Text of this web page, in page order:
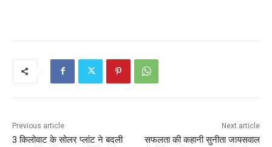
Previous article
3 किलोवाट के सोलर प्लांट ने बदली
Next article
सफलता की कहानी सुनीता जायसवाल